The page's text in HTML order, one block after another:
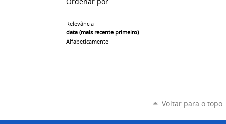
Relevância
data (mais recente primeiro)
Alfabeticamente
Voltar para o topo